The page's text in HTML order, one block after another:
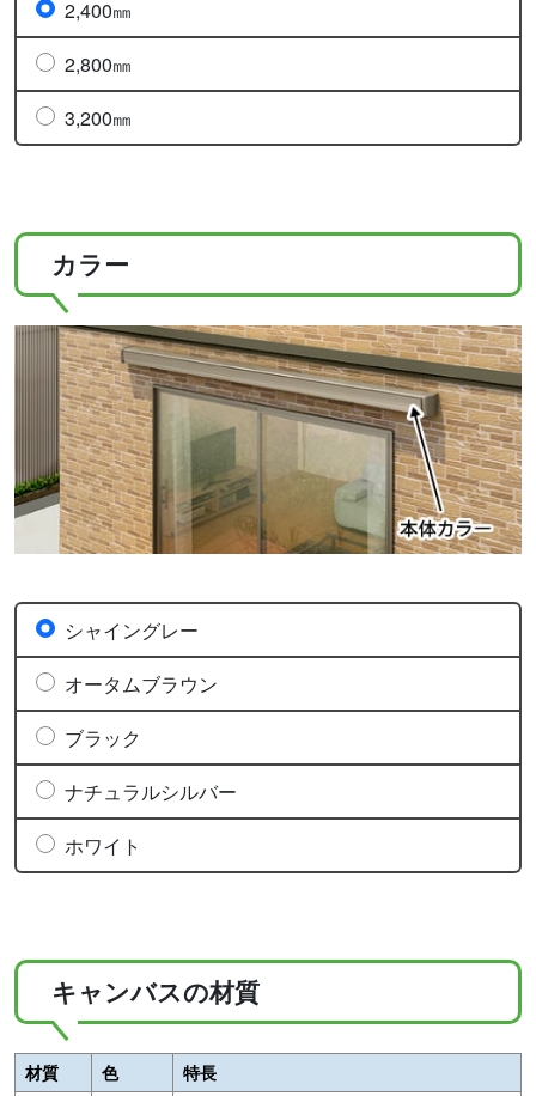
2,400㎜
2,800㎜
3,200㎜
カラー
シャイングレー
オータムブラウン
ブラック
ナチュラルシルバー
ホワイト
キャンバスの材質
材質 色
特長